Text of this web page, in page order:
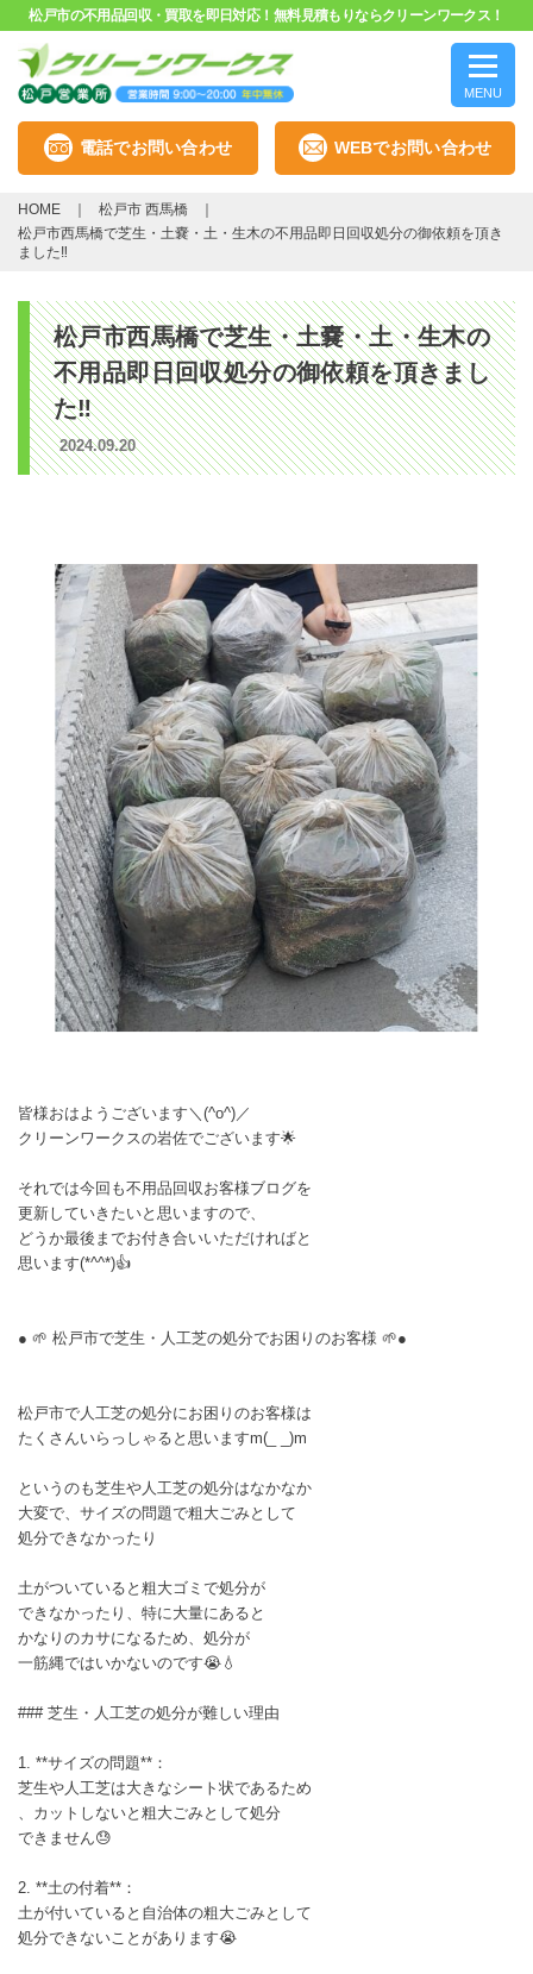
松戸市の不用品回収・買取を即日対応！無料見積もりならクリーンワークス！
MENU
電話でお問い合わせ WEBでお問い合わせ
HOME
松戸市 西馬橋
松戸市西馬橋で芝生・土嚢・土・生木の不用品即日回収処分の御依頼を頂き
ました‼️
松戸市西馬橋で芝生・土嚢・土・生木の
不用品即日回収処分の御依頼を頂きまし
た‼️
2024.09.20
皆様おはようございます＼(^o^)／
クリーンワークスの岩佐でございます🌟
それでは今回も不用品回収お客様ブログを
更新していきたいと思いますので、
どうか最後までお付き合いいただければと
思います(*^^*)👍
● 🌱 松戸市で芝生・人工芝の処分でお困りのお客様 🌱●
松戸市で人工芝の処分にお困りのお客様は
たくさんいらっしゃると思いますm(_ _)m
というのも芝生や人工芝の処分はなかなか
大変で、サイズの問題で粗大ごみとして
処分できなかったり
土がついていると粗大ゴミで処分が
できなかったり、特に大量にあると
かなりのカサになるため、処分が
一筋縄ではいかないのです😭💧
### 芝生・人工芝の処分が難しい理由
1. **サイズの問題**：
芝生や人工芝は大きなシート状であるため
、カットしないと粗大ごみとして処分
できません😓
2. **土の付着**：
土が付いていると自治体の粗大ごみとして
処分できないことがあります😭